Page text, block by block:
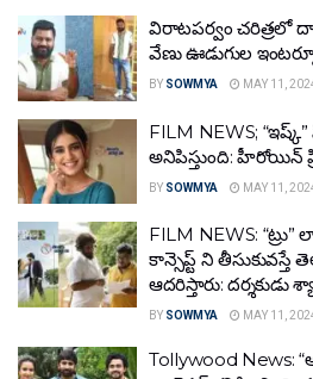
విరాటపర్వం చరిత్రలో
వేణు ఊడుగుల
BY SOWMYA MAY 11,
FILM NEWS;
అనిపిస్తుంది: హీరోయిన్
BY SOWMYA MAY 11,
FILM NEWS:
కాన్సెప్ట్ ని తీసుకువస్తే
ఆదరిస్తారు:
BY SOWMYA MAY 11,
Tollywood News: